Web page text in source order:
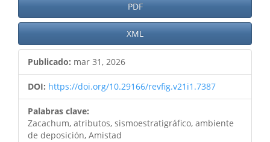
PDF
XML
Publicado: mar 31, 2026
DOI: https://doi.org/10.29166/revfig.v21i1.7387
Palabras clave:
Zacachum, atributos, sismoestratigráfico, ambiente
de deposición, Amistad